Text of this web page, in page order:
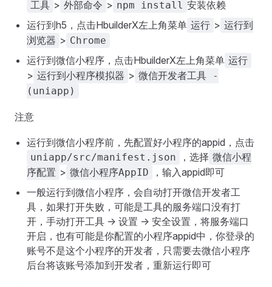
工具 > 外部命令 > npm install 安装依赖
运行到h5，点击HbuilderX左上角菜单 运行 > 运行到
浏览器 > Chrome
运行到微信小程序，点击HbuilderX左上角菜单 运行
> 运行到小程序模拟器 > 微信开发者工具 -
(uniapp)
注意
运行到微信小程序前，先配置好小程序的appid，点击
uniapp/src/manifest.json ，选择 微信小程
序配置 > 微信小程序AppID
，输入appid即可
一般运行到微信小程序，会自动打开微信开发者工
具，如果打开失败，可能是工具的服务端口没有打
开，手动打开工具 -> 设置 -> 安全设置，将服务端口
开启，也有可能是你配置的小程序appid中，你登录的
账号不是这个小程序的开发者，只需要去微信小程序
后台将该账号添加到开发者，重新运行即可